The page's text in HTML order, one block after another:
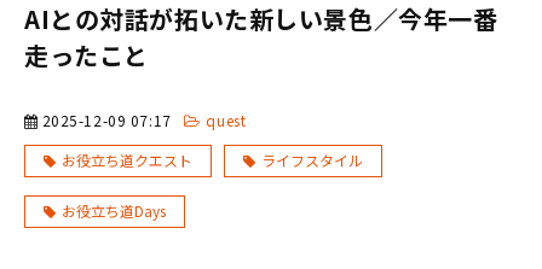
AIとの対話が拓いた新しい景色／今年一番
走ったこと
2025-12-09 07:17
quest
お役立ち道クエスト
ライフスタイル
お役立ち道Days